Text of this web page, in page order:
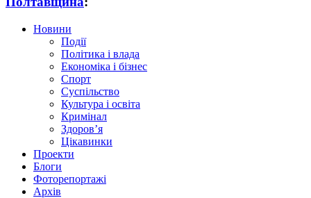
Новини
Події
Політика і влада
Економіка і бізнес
Спорт
Суспільство
Культура і освіта
Кримінал
Здоров’я
Цікавинки
Проекти
Блоги
Фоторепортажі
Архів